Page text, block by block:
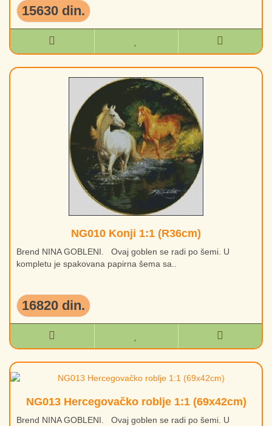
15630 din.
NG010 Konji 1:1 (R36cm)
Brend NINA GOBLENI. Ovaj goblen se radi po šemi. U
kompletu je spakovana papirna šema sa..
16820 din.
NG013 Hercegovačko roblje 1:1 (69x42cm)
Brend NINA GOBLENI. Ovaj goblen se radi po šemi. U